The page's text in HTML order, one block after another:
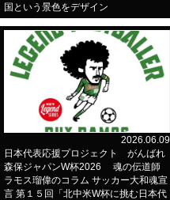
国という景色をデザイン
2026.06.09
日本代表応援プロジェクト がんばれ
森保ジャパンW杯2026 魂の伝道師
ラモス瑠偉のコラム サッカー大和魂宣
言 第１５回「北中米W杯に挑む日本代